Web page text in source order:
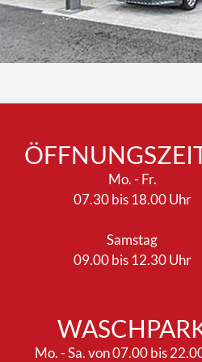
Mo. - Fr.
07.30 bis 18.00 Uhr
Samstag
09.00 bis 12.30 Uhr
Mo. - Sa. von 07.00 bis